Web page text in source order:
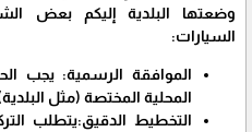
وضعتها البلدية إليكم بعض
السيارات:
الموافقة الرسمية: يجب
المحلية المختصة (مثل
التخطيط الدقيق:يتطلب